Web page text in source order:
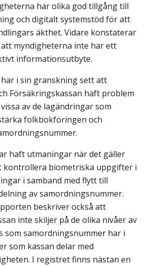
har olika god tillgång till
och digitalt systemstöd för att
äkthet. Vidare konstaterar
myndigheterna inte har ett
informationsutbyte.
i sin granskning sett att
Försäkrings­kassan haft problem
av de lagändringar som
folkbokföringen och
haft utmaningar när det gäller
kontrollera biometriska uppgifter i
i samband med flytt till
av samordningsnummer.
beskriver också att
inte skiljer på de olika nivåer av
som samordningsnummer har i
som kassan delar med
I registret finns nästan en